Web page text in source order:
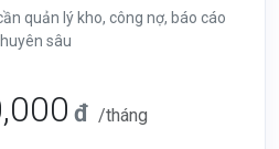
quản lý kho, công nợ, báo cáo
sâu
đ /tháng